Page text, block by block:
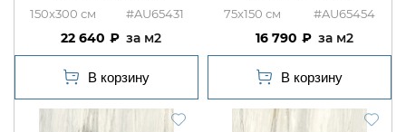
150x300 #AU65431
22 640 м2
75x150 #AU65454
16 790 м2